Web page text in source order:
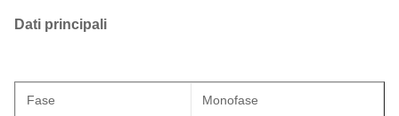
Dati principali
Fase Monofase